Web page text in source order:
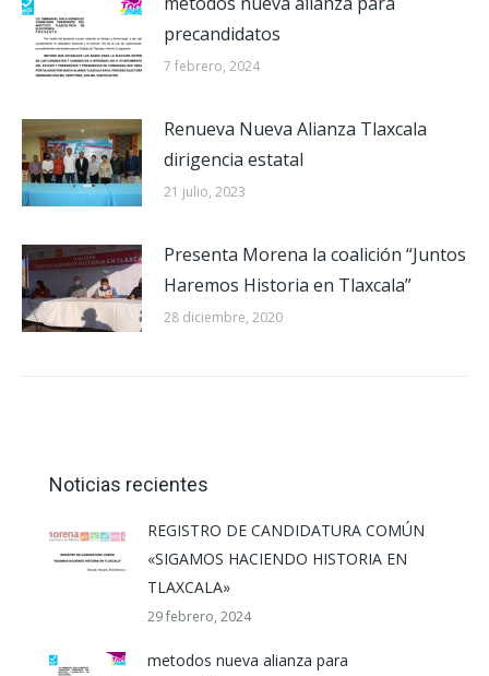
precandidatos
7 febrero, 2024
Renueva Nueva Alianza Tlaxcala
dirigencia estatal
21 julio, 2023
Presenta Morena la coalición “Juntos
Haremos Historia en Tlaxcala”
28 diciembre, 2020
Noticias recientes
REGISTRO DE CANDIDATURA COMÚN
«SIGAMOS HACIENDO HISTORIA EN
TLAXCALA»
29 febrero, 2024
metodos nueva alianza para